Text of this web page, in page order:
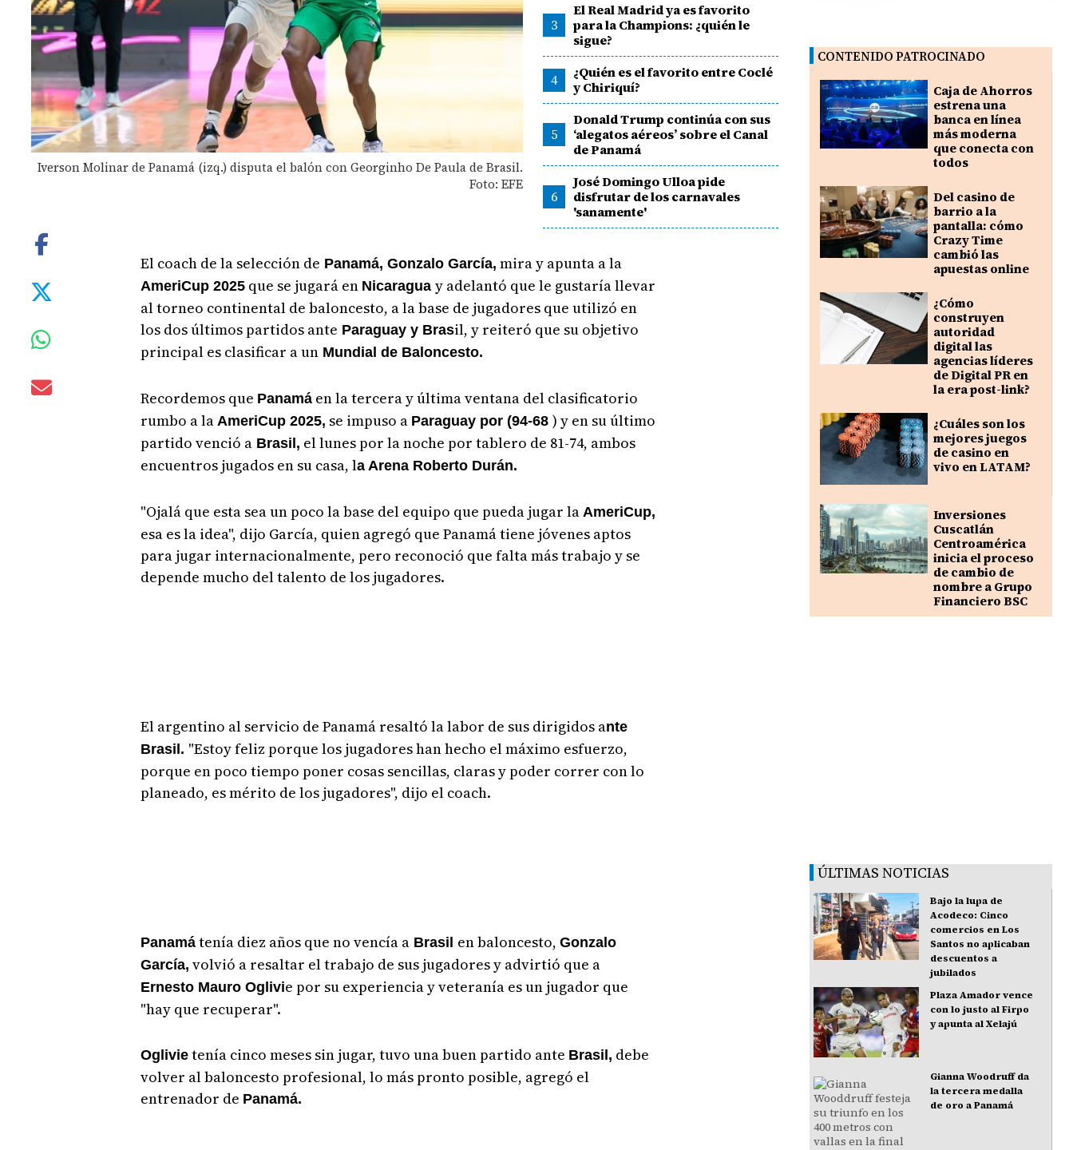
Iverson Molinar de Panamá (izq.) disputa el balón con Georginho De Paula de Brasil.
Foto: EFE
3
El Real Madrid ya es favorito
para la Champions: ¿quién le
sigue?
4
¿Quién es el favorito entre Coclé
y Chiriquí?
5
Donald Trump continúa con sus
‘alegatos aéreos’ sobre el Canal
de Panamá
6
José Domingo Ulloa pide
disfrutar de los carnavales
'sanamente'
El coach de la selección de Panamá, Gonzalo García, mira y apunta a la
AmeriCup 2025que se jugará en Nicaragua y adelantó que le gustaría llevar
al torneo continental de baloncesto, a la base de jugadores que utilizó en
los dos últimos partidos ante Paraguay y Brasil, y reiteró que su objetivo
principal es clasificar a unMundial de Baloncesto.
Recordemos que Panamáen la tercera y última ventana del clasificatorio
rumbo a la AmeriCup 2025, se impuso a Paraguay por (94-68 ) y en su último
partido venció aBrasil, el lunes por la noche por tablero de 81-74, ambos
encuentros jugados en su casa, la Arena Roberto Durán.
"Ojalá que esta sea un poco la base del equipo que pueda jugar laAmeriCup,
esa es la idea", dijo García, quien agregó que Panamá tiene jóvenes aptos
para jugar internacionalmente, pero reconoció que falta más trabajo y se
depende mucho del talento de los jugadores.
El argentino al servicio de Panamá resaltó la labor de sus dirigidos ante
Brasil. "Estoy feliz porque los jugadores han hecho el máximo esfuerzo,
porque en poco tiempo poner cosas sencillas, claras y poder correr con lo
planeado, es mérito de los jugadores", dijo el coach.
Panamátenía diez años que no vencía aBrasil en baloncesto, Gonzalo
García, volvió a resaltar el trabajo de sus jugadores y advirtió que a
Ernesto Mauro Oglivie por su experiencia y veteranía es un jugador que
"hay que recuperar".
Oglivietenía cinco meses sin jugar, tuvo una buen partido ante Brasil, debe
volver al baloncesto profesional, lo más pronto posible, agregó el
entrenador de Panamá.
CONTENIDO PATROCINADO
Caja de Ahorros
estrena una
banca en línea
más moderna
que conecta con
todos
Del casino de
barrio a la
pantalla: cómo
Crazy Time
cambió las
apuestas online
¿Cómo
construyen
autoridad
digital las
agencias líderes
de Digital PR en
la era post-link?
¿Cuáles son los
mejores juegos
de casino en
vivo en LATAM?
Inversiones
Cuscatlán
Centroamérica
inicia el proceso
de cambio de
nombre a Grupo
Financiero BSC
ÚLTIMAS NOTICIAS
Bajo la lupa de
Acodeco: Cinco
comercios en Los
Santos no aplicaban
descuentos a
jubilados
Plaza Amador vence
con lo justo al Firpo
y apunta al Xelajú
Gianna Woodruff da
la tercera medalla
de oro a Panamá